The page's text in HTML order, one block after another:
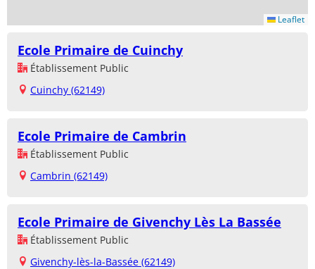
Leaflet
Ecole Primaire de Cuinchy
Établissement Public
Cuinchy (62149)
Ecole Primaire de Cambrin
Établissement Public
Cambrin (62149)
Ecole Primaire de Givenchy Lès La Bassée
Établissement Public
Givenchy-lès-la-Bassée (62149)